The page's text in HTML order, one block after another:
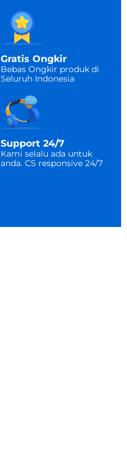
Gratis Ongkir
Bebas Ongkir produk di
Seluruh Indonesia​
Support 24/7
Kami selalu ada untuk
anda. CS responsive 24/7​